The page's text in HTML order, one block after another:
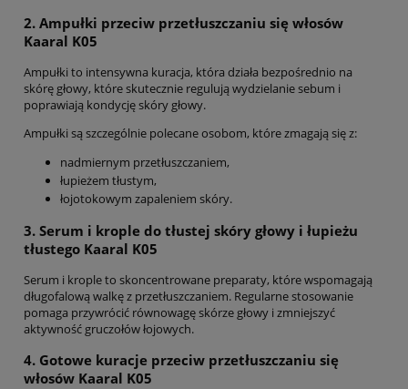
2. Ampułki przeciw przetłuszczaniu się włosów
Kaaral K05
Ampułki to intensywna kuracja, która działa bezpośrednio na
skórę głowy, które skutecznie regulują wydzielanie sebum i
poprawiają kondycję skóry głowy.
Ampułki są szczególnie polecane osobom, które zmagają się z:
nadmiernym przetłuszczaniem,
łupieżem tłustym,
łojotokowym zapaleniem skóry.
3. Serum i krople do tłustej skóry głowy i łupieżu
tłustego Kaaral K05
Serum i krople to skoncentrowane preparaty, które wspomagają
długofalową walkę z przetłuszczaniem. Regularne stosowanie
pomaga przywrócić równowagę skórze głowy i zmniejszyć
aktywność gruczołów łojowych.
4. Gotowe kuracje przeciw przetłuszczaniu się
włosów Kaaral K05